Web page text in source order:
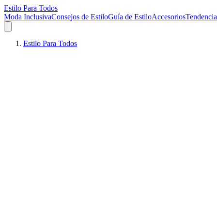
Estilo Para Todos
Moda InclusivaConsejos de EstiloGuía de EstiloAccesorios
Estilo Para Todos